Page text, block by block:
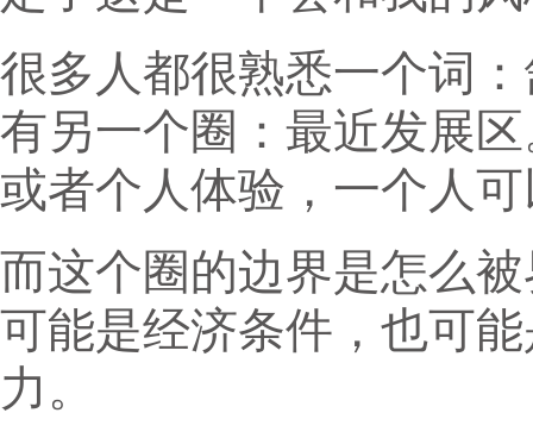
很多人都很熟悉一个词
有另一个圈：最近发展
或者个人体验，一个人
而这个圈的边界是怎么
可能是经济条件，也可
力。